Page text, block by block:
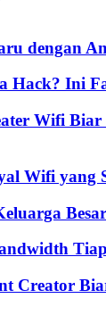
dengan
Hack? Ini
Wifi
Wifi yang
Besar
Creator